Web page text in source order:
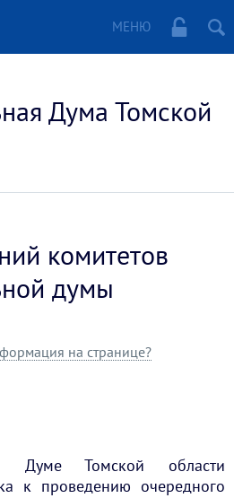
МЕНЮ
Дума Томской
комитетов
думы
на странице?
Думе Томской области
к проведению очередного